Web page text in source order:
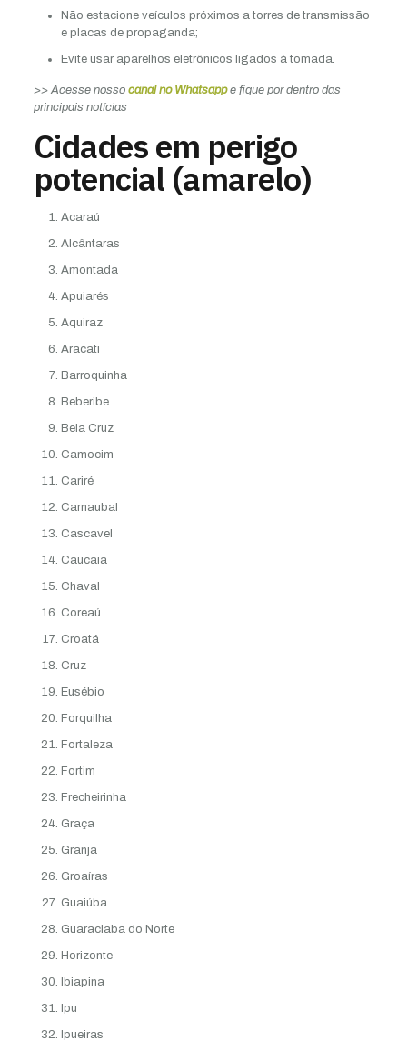
Não estacione veículos próximos a torres de transmissão
e placas de propaganda;
Evite usar aparelhos eletrônicos ligados à tomada.
>> Acesse nosso canal no Whatsapp e fique por dentro das
principais notícias
Cidades em perigo
potencial (amarelo)
Acaraú
Alcântaras
Amontada
Apuiarés
Aquiraz
Aracati
Barroquinha
Beberibe
Bela Cruz
Camocim
Cariré
Carnaubal
Cascavel
Caucaia
Chaval
Coreaú
Croatá
Cruz
Eusébio
Forquilha
Fortaleza
Fortim
Frecheirinha
Graça
Granja
Groaíras
Guaiúba
Guaraciaba do Norte
Horizonte
Ibiapina
Ipu
Ipueiras